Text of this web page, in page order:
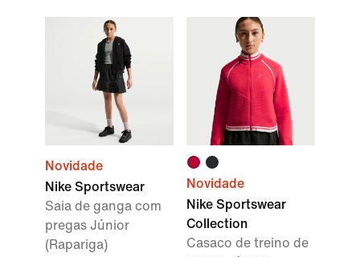
Novidade
Nike Sportswear
Saia de ganga com
pregas Júnior
(Rapariga)
Novidade
Nike Sportswear
Collection
Casaco de treino de